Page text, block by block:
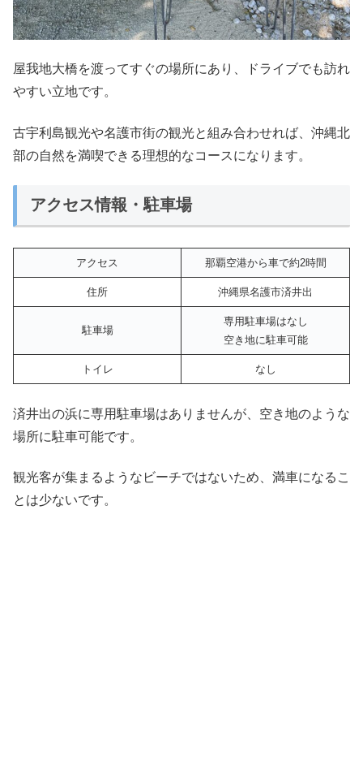
屋我地大橋を渡ってすぐの場所にあり、ドライブでも訪れ
やすい立地です。
古宇利島観光や名護市街の観光と組み合わせれば、沖縄北
部の自然を満喫できる理想的なコースになります。
アクセス情報・駐車場
アクセス 那覇空港から車で約2時間
住所 沖縄県名護市済井出
駐車場
専用駐車場はなし
空き地に駐車可能
トイレ なし
済井出の浜に専用駐車場はありませんが、空き地のような
場所に駐車可能です。
観光客が集まるようなビーチではないため、満車になるこ
とは少ないです。